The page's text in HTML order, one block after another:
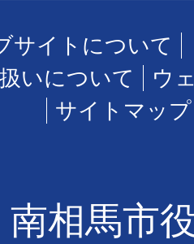
サイトについて
いについて
ウ
サイトマップ
南相馬市